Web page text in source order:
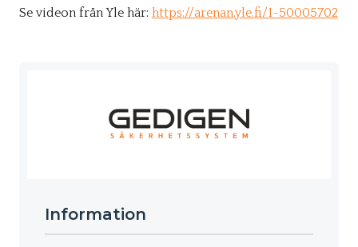
Se videon från Yle här: https://arenan.yle.fi/1-50005702
Information